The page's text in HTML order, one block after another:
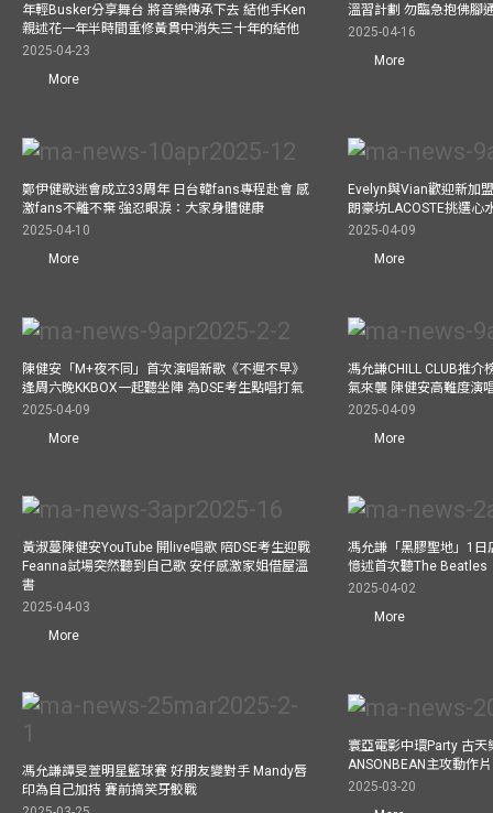
年輕Busker分享舞台 將音樂傳承下去 結他手Ken
親述花一年半時間重修黃貫中消失三十年的結他
2025-04-23
More
溫習計劃 勿臨急抱佛腳
2025-04-16
More
鄭伊健歌迷會成立33周年 日台韓fans專程赴會 感
激fans不離不棄 強忍眼淚：大家身體健康
2025-04-10
More
Evelyn與Vian歡迎新加
朗豪坊LACOSTE挑選心
2025-04-09
More
陳健安「M+夜不同」首次演唱新歌《不遲不早》
逢周六晚KKBOX一起聽坐陣 為DSE考生點唱打氣
2025-04-09
More
馮允謙CHILL CLUB推介
氣來襲 陳健安高難度演
2025-04-09
More
黃淑蔓陳健安YouTube 開live唱歌 陪DSE考生迎戰
Feanna試場突然聽到自己歌 安仔感激家姐借屋溫
書
2025-04-03
More
馮允謙「黑膠聖地」1日
憶述首次聽The Beatles
2025-04-02
More
馮允謙譚旻萱明星籃球賽 好朋友變對手 Mandy唇
印為自己加持 賽前搞笑牙骹戰
寰亞電影中環Party 古
ANSONBEAN主攻動作
2025-03-20